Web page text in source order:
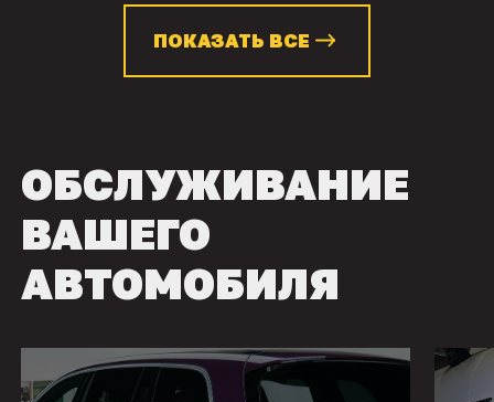
ПОКАЗАТЬ ВСЕ
ОБСЛУЖИВАНИЕ
ВАШЕГО
АВТОМОБИЛЯ